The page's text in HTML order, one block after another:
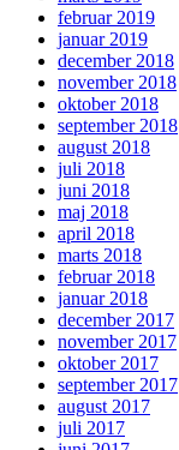
februar 2019
januar 2019
december 2018
november 2018
oktober 2018
september 2018
august 2018
juli 2018
juni 2018
maj 2018
april 2018
marts 2018
februar 2018
januar 2018
december 2017
november 2017
oktober 2017
september 2017
august 2017
juli 2017